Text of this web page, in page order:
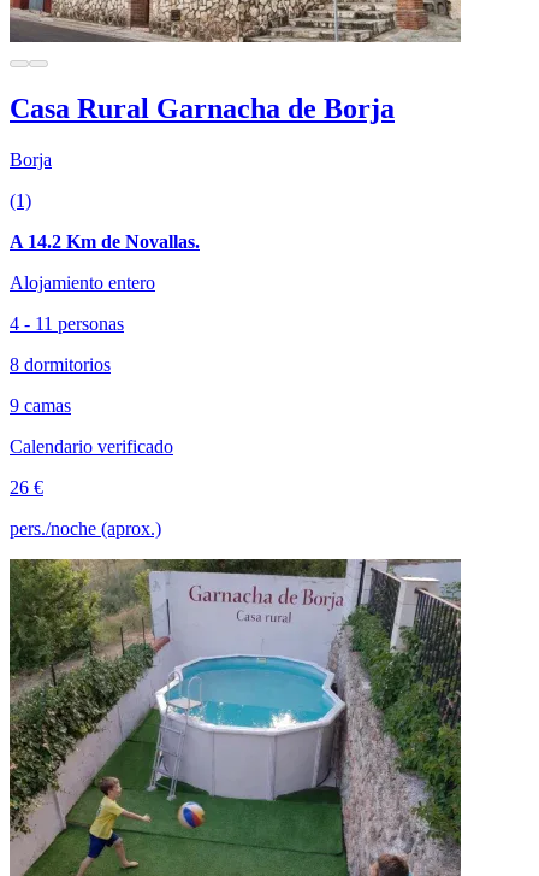
Casa Rural Garnacha de Borja
Borja
(1)
A 14.2 Km de Novallas.
Alojamiento entero
4 - 11 personas
8 dormitorios
9 camas
Calendario verificado
26 €
pers./noche (aprox.)